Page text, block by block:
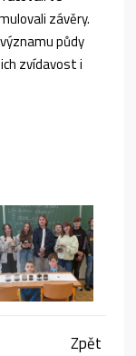
závěry.
půdy
zvídavost i
Zpět